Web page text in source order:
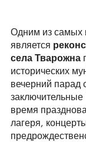
Одним из самых
является
села Тварожна
исторических
вечерний парад
время
лагеря,